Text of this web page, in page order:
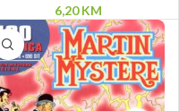
6,20KM